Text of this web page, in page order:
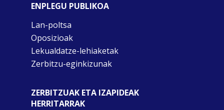
ENPLEGU PUBLIKOA
Lan-poltsa
Oposizioak
Lekualdatze-lehiaketak
Zerbitzu-eginkizunak
ZERBITZUAK ETA IZAPIDEAK
HERRITARRAK